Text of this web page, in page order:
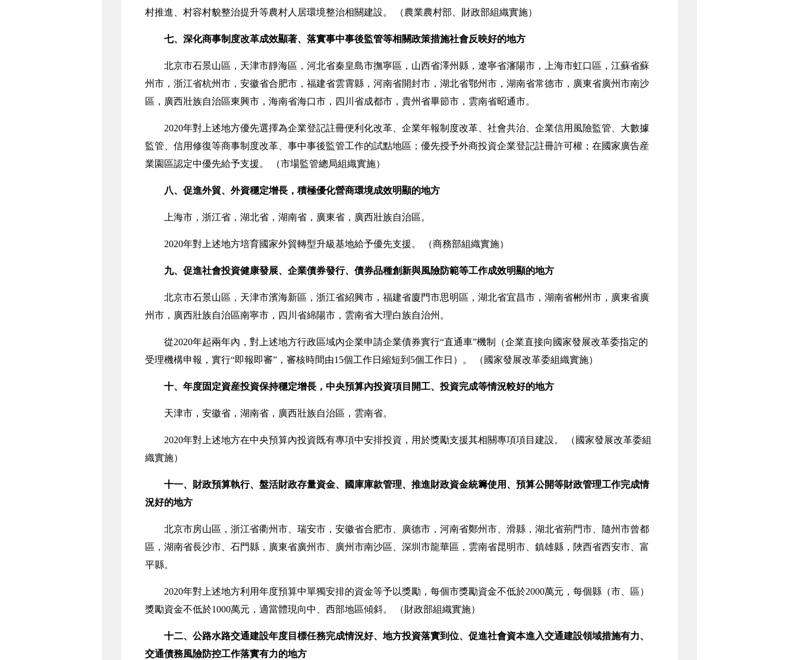
村推進、村容村貌整治提升等農村人居環境整治相關建設。
（農業農村部、財政部組織實施）
七、深化商事制度改革成效顯著、落實事中事後監管等相關政策措施社會反映好的地方
北京市石景山區，天津市靜海區，河北省秦皇島市撫寧區，山西省澤州縣，遼寧省瀋陽市，上海市虹口區，江蘇省蘇
州市，浙江省杭州市，安徽省合肥市，福建省雲霄縣，河南省開封市，湖北省鄂州市，湖南省常德市，廣東省廣州市南沙
區，廣西壯族自治區東興市，海南省海口市，四川省成都市，貴州省畢節市，雲南省昭通市。
2020年對上述地方優先選擇為企業登記註冊便利化改革、企業年報制度改革、社會共治、企業信用風險監管、大數據
監管、信用修復等商事制度改革、事中事後監管工作的試點地區；優先授予外商投資企業登記註冊許可權；在國家廣告産
業園區認定中優先給予支援。
（市場監管總局組織實施）
八、促進外貿、外資穩定增長，積極優化營商環境成效明顯的地方
上海市，浙江省，湖北省，湖南省，廣東省，廣西壯族自治區。
2020年對上述地方培育國家外貿轉型升級基地給予優先支援。 （商務部組織實施）
九、促進社會投資健康發展、企業債券發行、債券品種創新與風險防範等工作成效明顯的地方
北京市石景山區，天津市濱海新區，浙江省紹興市，福建省廈門市思明區，湖北省宜昌市，湖南省郴州市，廣東省廣
州市，廣西壯族自治區南寧市，四川省綿陽市，雲南省大理白族自治州。
從2020年起兩年內，對上述地方行政區域內企業申請企業債券實行“直通車”機制（企業直接向國家發展改革委指定的
受理機構申報，實行“即報即審”，審核時間由15個工作日縮短到5個工作日）。
（國家發展改革委組織實施）
十、年度固定資産投資保持穩定增長，中央預算內投資項目開工、投資完成等情況較好的地方
天津市，安徽省，湖南省，廣西壯族自治區，雲南省。
2020年對上述地方在中央預算內投資既有專項中安排投資，用於獎勵支援其相關專項項目建設。
（國家發展改革委組
織實施）
十一、財政預算執行、盤活財政存量資金、國庫庫款管理、推進財政資金統籌使用、預算公開等財政管理工作完成情
況好的地方
北京市房山區，浙江省衢州市、瑞安市，安徽省合肥市、廣德市，河南省鄭州市、滑縣，湖北省荊門市、隨州市曾都
區，湖南省長沙市、石門縣，廣東省廣州市、廣州市南沙區、深圳市龍華區，雲南省昆明市、鎮雄縣，陜西省西安市、富
平縣。
2020年對上述地方利用年度預算中單獨安排的資金等予以獎勵，每個市獎勵資金不低於2000萬元，每個縣（市、區）
獎勵資金不低於1000萬元，適當體現向中、西部地區傾斜。
（財政部組織實施）
十二、公路水路交通建設年度目標任務完成情況好、地方投資落實到位、促進社會資本進入交通建設領域措施有力、
交通債務風險防控工作落實有力的地方